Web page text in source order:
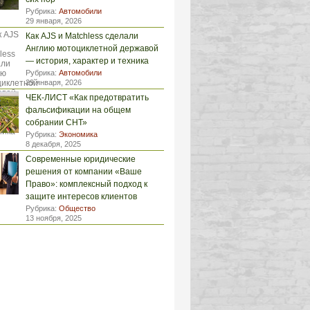
Рубрика: Автомобили
29 января, 2026
Как AJS и Matchless сделали
Англию мотоциклетной державой
— история, характер и техника
Рубрика: Автомобили
29 января, 2026
ЧЕК-ЛИСТ «Как предотвратить
фальсификации на общем
собрании СНТ»
Рубрика: Экономика
8 декабря, 2025
Современные юридические
решения от компании «Ваше
Право»: комплексный подход к
защите интересов клиентов
Рубрика: Общество
13 ноября, 2025